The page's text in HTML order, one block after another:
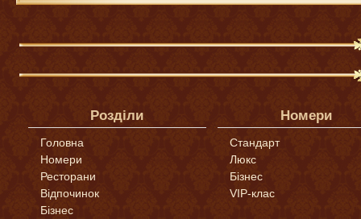
Розділи
Головна
Номери
Ресторани
Відпочинок
Бізнес
Номери
Стандарт
Люкс
Бізнес
VIP-клас